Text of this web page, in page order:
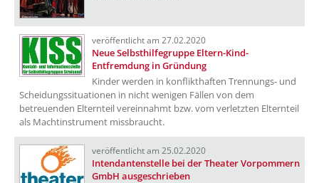
veröffentlicht am 27.02.2020
Neue Selbsthilfegruppe Eltern-Kind-
Entfremdung in Gründung
Kinder werden in konflikthaften Trennungs- und
Scheidungssituationen in nicht wenigen Fällen von dem
betreuenden Elternteil vereinnahmt bzw. vom verletzten Elternteil
als Machtinstrument missbraucht.
veröffentlicht am 25.02.2020
Intendantenstelle bei der Theater Vorpommern
GmbH ausgeschrieben